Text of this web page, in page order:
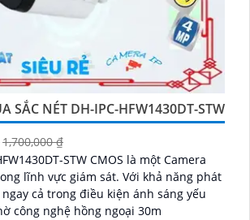
SẮC NÉT DH-IPC-HFW1430DT-STW
1,700,000 ₫
STW CMOS là một Camera
giám sát. Với khả năng phát
cả trong điều kiện ánh sáng yếu
công nghệ hồng ngoại 30m